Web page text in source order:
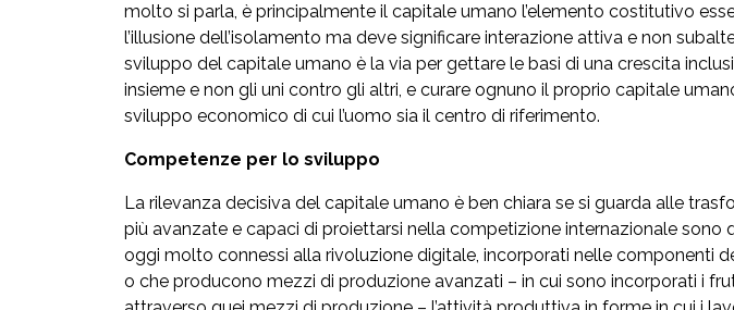
molto si parla, è principalmente il capitale umano l’elemento costitutivo
l’illusione dell’isolamento ma deve significare interazione attiva e non
sviluppo del capitale umano è la via per gettare le basi di una crescita
insieme e non gli uni contro gli altri, e curare ognuno il proprio capitale
sviluppo economico di cui l’uomo sia il centro di riferimento.
Competenze per lo sviluppo
La rilevanza decisiva del capitale umano è ben chiara se si guarda alle
più avanzate e capaci di proiettarsi nella competizione internazionale
oggi molto connessi alla rivoluzione digitale, incorporati nelle componenti
o che producono mezzi di produzione avanzati – in cui sono incorporati i